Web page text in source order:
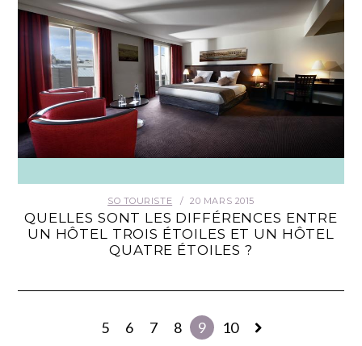
SO TOURISTE 20 MARS 2015
QUELLES SONT LES DIFFÉRENCES ENTRE
UN HÔTEL TROIS ÉTOILES ET UN HÔTEL
QUATRE ÉTOILES ?
5 6 7 8 9 10